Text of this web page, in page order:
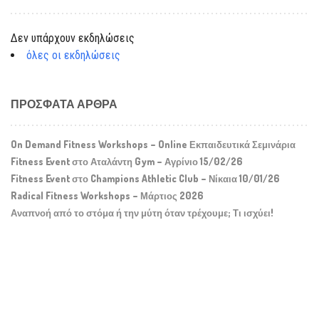
Δεν υπάρχουν εκδηλώσεις
όλες οι εκδηλώσεις
ΠΡΌΣΦΑΤΑ ΆΡΘΡΑ
On Demand Fitness Workshops – Online Εκπαιδευτικά Σεμινάρια
Fitness Event στο Αταλάντη Gym – Αγρίνιο 15/02/26
Fitness Event στο Champions Athletic Club – Νίκαια 10/01/26
Radical Fitness Workshops – Μάρτιος 2026
Αναπνοή από το στόμα ή την μύτη όταν τρέχουμε; Τι ισχύει!